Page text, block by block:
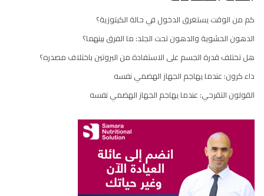
كم من الوقت يستغرق الدخول في حالة الكيتوزية؟
الدهون الحشوية والدهون تحت الجلد: ما الفرق بينهما؟
هل تختلف قدرة الجسم على الاستفادة من البروتين باختلاف مصدره؟
داء كرون: عندما يهاجم الجهاز الهضمي نفسه
القولون التقرحي: عندما يهاجم الجهاز الهضمي نفسه